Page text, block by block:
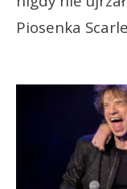
Piosenka